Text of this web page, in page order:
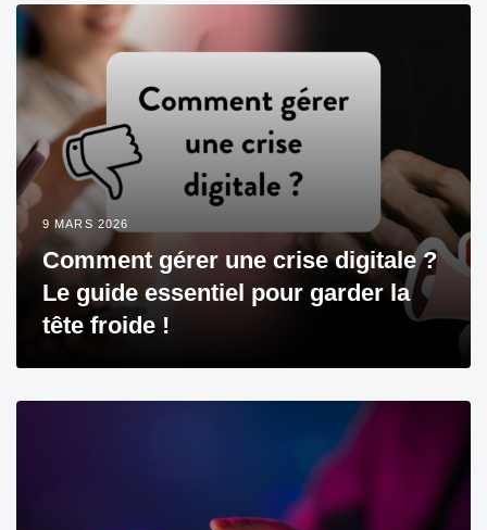
9 MARS 2026
Comment gérer une crise digitale ?
Le guide essentiel pour garder la
tête froide !